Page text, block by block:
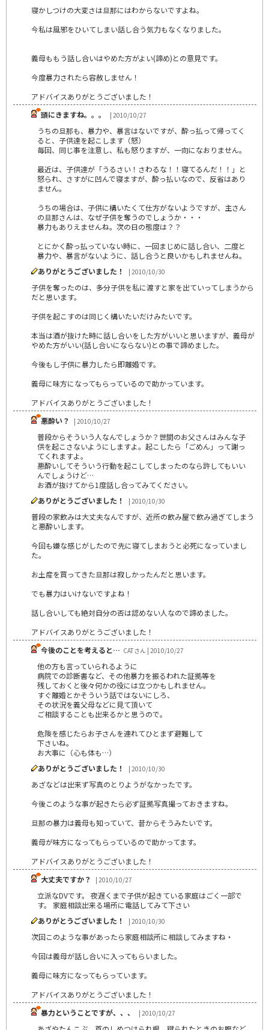
寝かしつけの大変さは旦那にはわからないですよね。
今私は風邪をひいてしまい話し合う気力もなくなりました。
義母ももう話し合いはやめた方がよい(諦め)との意見です。
今度暴力されたら容赦しません！
アドバイスありがとうございました！
頭にきますね。。。
| 2010/10/27
うちの旦那も、暴力や、暴言はないですが、酔っ払って帰ってく
ると、子供達を起こします（怒）
毎回、同じ事を注意し、私も怒りますが、一向になおりません。
最近は、子供達が「うるさい！さわるな！！寝てるんだ！！」と
怒られ、さすがに凹んで寝ますが、酔っ払いなので、反省はあり
ません。
うちの場合は、子供に構いたくて仕方がないようですが、主さん
の旦那さんは、なぜ子供を奪うのでしょうか・・・
暴力もありえませんね。次の日の態度は？？
とにかく酔っ払っていない時に、一回まじめに話し合い、二度と
暴力や、暴言がないように、話し合うと良いかもしれませんね。
ありがとうございました！
| 2010/10/30
子供を奪ったのは、多分子供を私に渡すと家を出ていってしまうから
だと思います。
子供を起こすのは同じく構いたいだけみたいです。
本当は酒が抜けた時に話し合いをした方がいいと思いますが、義母が
やめた方がいい(話し合いにならない)との事で諦めました。
今後もし子供に暴力したら即離婚です。
義母に味方になってもらっているので助かっています。
アドバイスありがとうございました！
悪酔い？
| 2010/10/27
普段からそういう人なんでしょうか？世間のお父さんはみんな子
供を起こさないようにしますよ。起こしたら「ごめん」って謝っ
てくれますよ。
悪酔いしてそういう行動を起こしてしまったのなら許してもいい
んでしょうけど…
お酒が抜けてから1度話し合ってみてください。
ありがとうございました！
| 2010/10/30
普段の家飲みは大丈夫なんですが、近所の飲み屋で飲み過ぎてしまう
と悪酔いします。
今回も嫌な感じがしたので先に寝てしまおうと必死になっていまし
た。
お土産を買ってきた旦那は寂しかったんだと思います。
でも暴力はいけないですよね！
話し合いしても絶対自分の否は認めない人なので諦めました。
アドバイスありがとうございました！
今後のことを考えると… CATさん | 2010/10/27
他の方も言っていられるように
病院での診断書など、その他暴力を振るわれた証拠等を
残しておくと後々何かの役には立つかもしれません。
すぐ離婚とかそういう話ではないにしろ、
その状況を義父母などに見て頂いて
ご相談することも出来るかと思うので。
危険を感じたらお子さんを連れてひとまず避難して
下さいね。
お大事に（心も体も…）
ありがとうございました！
| 2010/10/30
あざなどは出来ず写真のとりようがなかったです。
今後このような事が起きたら必ず証拠写真撮っておきますね。
旦那の暴力は義母も知っていて、昔からそうみたいです。
義母が味方になってもらっているので助かってます。
アドバイスありがとうございました！
大丈夫ですか？
| 2010/10/27
立派なDVです。 夜遅くまで子供が起きている家庭はごく一部で
す。 家庭相談出来る場所に電話してみて下さい
ありがとうございました！
| 2010/10/30
次回このような事があったら家庭相談所に相談してみますね・
今回は義母が話し合いに入ってもらいました。
義母に味方になってもらっています。
アドバイスありがとうございました！
暴力ということですが、、、
| 2010/10/27